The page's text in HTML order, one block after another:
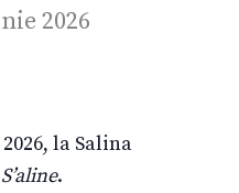
2026
la Salina
.